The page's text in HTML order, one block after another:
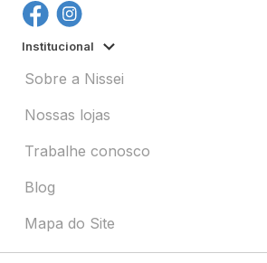
Institucional
Sobre a Nissei
Nossas lojas
Trabalhe conosco
Blog
Mapa do Site